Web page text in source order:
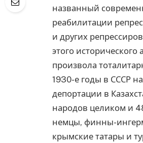
названный
реабилитации
и других
этого
произвола
1930-е годы в СССР
депортации в
народов целиком и
немцы, финны-
крымские татары и